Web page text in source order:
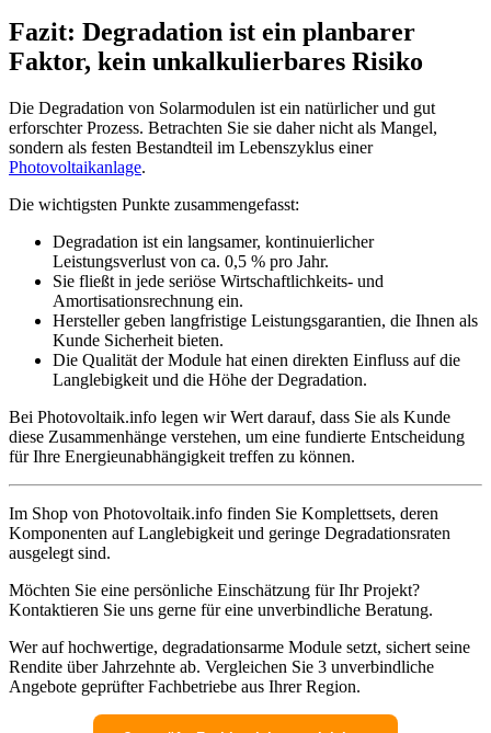
Fazit: Degradation ist ein planbarer
Faktor, kein unkalkulierbares Risiko
Die Degradation von Solarmodulen ist ein natürlicher und gut
erforschter Prozess. Betrachten Sie sie daher nicht als Mangel,
sondern als festen Bestandteil im Lebenszyklus einer
Photovoltaikanlage.
Die wichtigsten Punkte zusammengefasst:
Degradation ist ein langsamer, kontinuierlicher
Leistungsverlust von ca. 0,5 % pro Jahr.
Sie fließt in jede seriöse Wirtschaftlichkeits- und
Amortisationsrechnung ein.
Hersteller geben langfristige Leistungsgarantien, die Ihnen als
Kunde Sicherheit bieten.
Die Qualität der Module hat einen direkten Einfluss auf die
Langlebigkeit und die Höhe der Degradation.
Bei Photovoltaik.info legen wir Wert darauf, dass Sie als Kunde
diese Zusammenhänge verstehen, um eine fundierte Entscheidung
für Ihre Energieunabhängigkeit treffen zu können.
Im Shop von Photovoltaik.info finden Sie Komplettsets, deren
Komponenten auf Langlebigkeit und geringe Degradationsraten
ausgelegt sind.
Möchten Sie eine persönliche Einschätzung für Ihr Projekt?
Kontaktieren Sie uns gerne für eine unverbindliche Beratung.
Wer auf hochwertige, degradationsarme Module setzt, sichert seine
Rendite über Jahrzehnte ab. Vergleichen Sie 3 unverbindliche
Angebote geprüfter Fachbetriebe aus Ihrer Region.